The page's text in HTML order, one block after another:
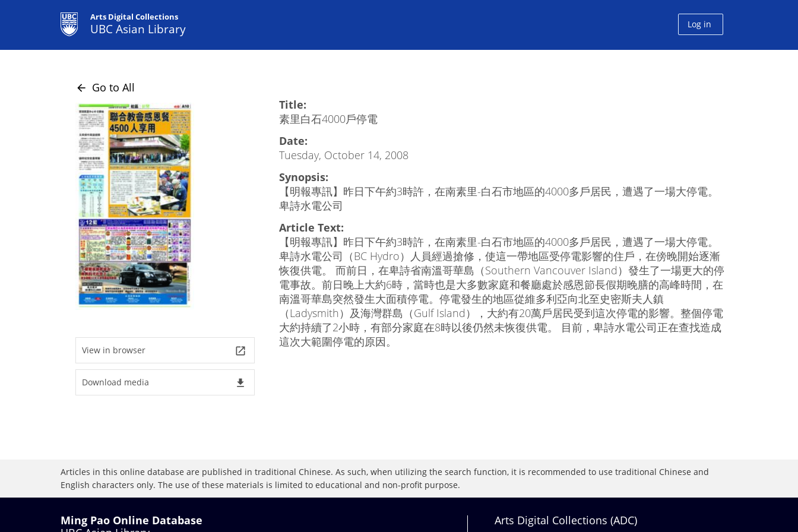
Arts Digital Collections
UBC Asian Library Log in
arrow_back Go to All
View in browser launch
Download media file_download
Title:
素里白石4000戶停電
Date:
Tuesday, October 14, 2008
Synopsis:
【明報專訊】昨日下午約3時許，在南素里-白石市地區的4000多戶居民，遭遇了一場大停電。
卑詩水電公司
Article Text:
【明報專訊】昨日下午約3時許，在南素里-白石市地區的4000多戶居民，遭遇了一場大停電。
卑詩水電公司（BC Hydro）人員經過搶修，使這一帶地區受停電影響的住戶，在傍晚開始逐漸
恢復供電。 而前日，在卑詩省南溫哥華島（Southern Vancouver Island）發生了一場更大的停
電事故。前日晚上大約6時，當時也是大多數家庭和餐廳處於感恩節長假期晚膳的高峰時間，在
南溫哥華島突然發生大面積停電。停電發生的地區從維多利亞向北至史密斯夫人鎮
（Ladysmith）及海灣群島（Gulf Island），大約有20萬戶居民受到這次停電的影響。整個停電
大約持續了2小時，有部分家庭在8時以後仍然未恢復供電。 目前，卑詩水電公司正在查找造成
這次大範圍停電的原因。
Articles in this online database are published in traditional Chinese. As such, when utilizing the search function, it is recommended to use traditional Chinese and
English characters only. The use of these materials is limited to educational and non-profit purpose.
Ming Pao Online Database
Arts Digital Collections (ADC)